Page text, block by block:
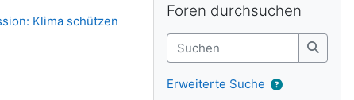
Klima schützen
Foren durchsuchen
Suchen
Erweiterte Suche